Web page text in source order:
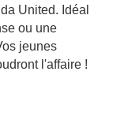
United. Idéal
ou une
jeunes
l'affaire !